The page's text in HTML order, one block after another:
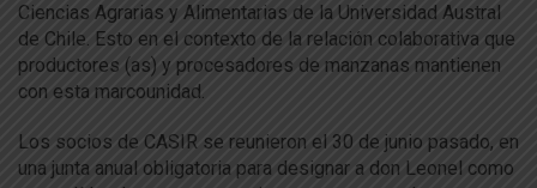
Ciencias Agrarias y Alimentarias de la Universidad Austral
de Chile. Esto en el contexto de la relación colaborativa que
productores (as) y procesadores de manzanas mantienen
con esta marcounidad.
Los socios de CASIR se reunieron el 30 de junio pasado, en
una junta anual obligatoria para designar a don Leonel como